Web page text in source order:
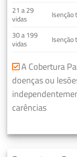
21 a 29
vidas
Isenção
30 a 199
vidas
Isenção
A Cobertura
doenças ou
carências